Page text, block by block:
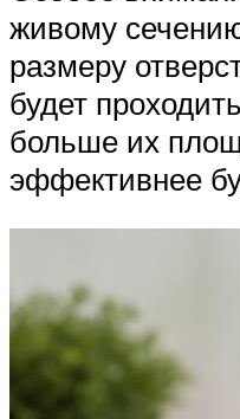
живому
размеру
будет
больше их
эффективнее